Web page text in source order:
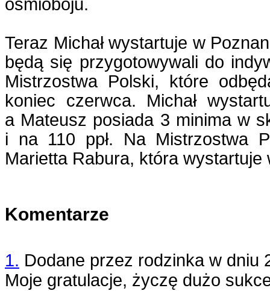
ośmioboju.
Teraz Michał wystartuje w
będą się przygotowywali do
Mistrzostwa Polski, które
koniec czerwca. Michał
a Mateusz posiada 3 minima w
i na 110 ppł. Na Mistrzostwa
Marietta Rabura, która wystartuje
Komentarze
1. Dodane przez rodzinkaw dniu
Moje gratulacje, życzę dużo